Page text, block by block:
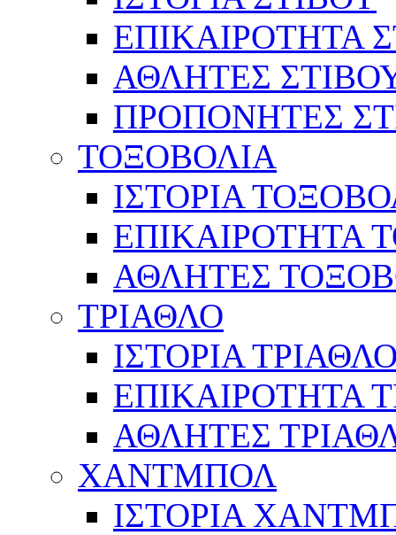
ΕΠΙΚΑΙΡΟΤΗΤΑ
ΑΘΛΗΤΕΣ
ΠΡΟΠΟΝΗΤΕΣ
ΤΟΞΟΒΟΛΙΑ
ΙΣΤΟΡΙΑ
ΕΠΙΚΑΙΡΟΤΗΤΑ
ΑΘΛΗΤΕΣ
ΤΡΙΑΘΛΟ
ΙΣΤΟΡΙΑ
ΕΠΙΚΑΙΡΟΤΗΤΑ
ΑΘΛΗΤΕΣ
ΧΑΝΤΜΠΟΛ
ΙΣΤΟΡΙΑ